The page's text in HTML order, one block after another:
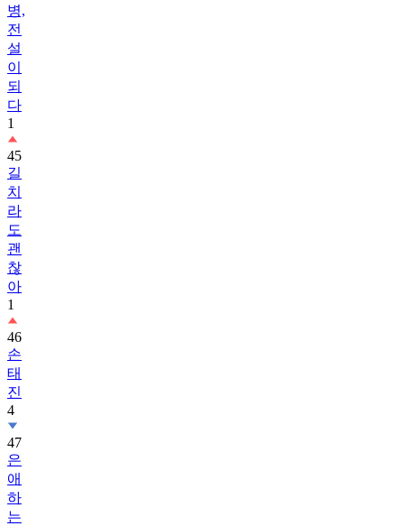
병,
전
설
이
되
다
1
45
길
치
라
도
괜
찮
아
1
46
손
태
진
4
47
은
애
하
는